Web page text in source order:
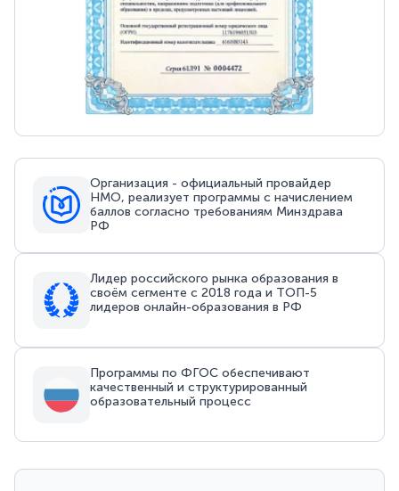
Организация - официальный провайдер
НМО, реализует программы с начислением
баллов согласно требованиям Минздрава
РФ
Лидер российского рынка образования в
своём сегменте с 2018 года и ТОП-5
лидеров онлайн-образования в РФ
Программы по ФГОС обеспечивают
качественный и структурированный
образовательный процесс